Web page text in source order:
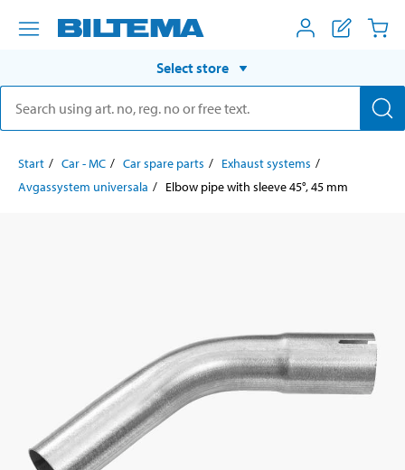
Select store
Start Car - MC Car spare parts
Exhaust systems
Avgassystem universala
Elbow pipe with sleeve 45°, 45 mm